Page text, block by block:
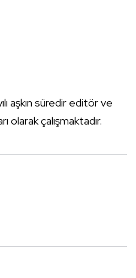
aşkın süredir editör ve
olarak çalışmaktadır.